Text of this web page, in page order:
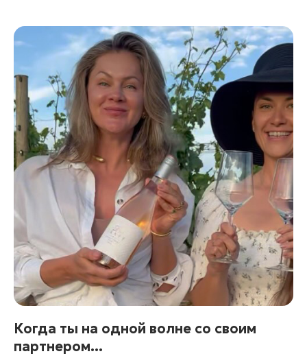
Когда ты на одной волне со своим
партнером...